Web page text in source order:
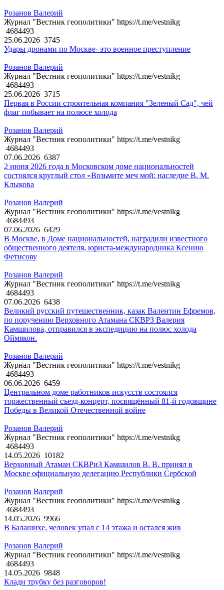
Розанов Валерий
Журнал "Вестник геополитики" https://t.me/vestnikg
4684493
25.06.2026 3745
Удары дронами по Москве- это военное преступление
Розанов Валерий
Журнал "Вестник геополитики" https://t.me/vestnikg
4684493
25.06.2026 3715
Первая в России строительная компания "Зеленый Сад", чей
флаг побывает на полюсе холода
Розанов Валерий
Журнал "Вестник геополитики" https://t.me/vestnikg
4684493
07.06.2026 6387
2 июня 2026 года в Московском доме национальностей
состоялся круглый стол «Возьмите меч мой: наследие В. М.
Клыкова
Розанов Валерий
Журнал "Вестник геополитики" https://t.me/vestnikg
4684493
07.06.2026 6429
В Москве, в Доме национальностей, наградили известного
общественного деятеля, юриста-международника Ксению
Фетисову
Розанов Валерий
Журнал "Вестник геополитики" https://t.me/vestnikg
4684493
07.06.2026 6438
Великий русский путешественник, казак Валентин Ефремов,
по поручению Верховного Атамана СКВРЗ Валерия
Камшилова, отправился в экспедицию на полюс холода
Оймякон.
Розанов Валерий
Журнал "Вестник геополитики" https://t.me/vestnikg
4684493
06.06.2026 6459
Центральном доме работников искусств состоялся
торжественный съезд-концерт, посвящённый 81-й годовщине
Победы в Великой Отечественной войне
Розанов Валерий
Журнал "Вестник геополитики" https://t.me/vestnikg
4684493
14.05.2026 10182
Верховный Атаман СКВРиЗ Камшилов В. В. принял в
Москве официальную делегацию Республики Сербской
Розанов Валерий
Журнал "Вестник геополитики" https://t.me/vestnikg
4684493
14.05.2026 9966
В Балашихе, человек упал с 14 этажа и остался жив
Розанов Валерий
Журнал "Вестник геополитики" https://t.me/vestnikg
4684493
14.05.2026 9848
Клади трубку без разговоров!